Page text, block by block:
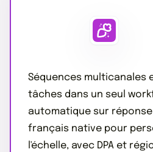
Séquences multicanales
tâches dans un seul
automatique sur
français native pour
l'échelle, avec DPA et